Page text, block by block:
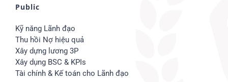
Public
Kỹ năng Lãnh đạo
Thu hồi Nợ hiệu quả
Xây dựng lương 3P
Xây dụng BSC & KPIs
Tài chính & Kế toán cho Lãnh đạo